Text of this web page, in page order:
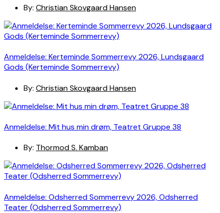
By: Christian Skovgaard Hansen
Anmeldelse: Kerteminde Sommerrevy 2026, Lundsgaard
Gods (Kerteminde Sommerrevy)
By: Christian Skovgaard Hansen
Anmeldelse: Mit hus min drøm, Teatret Gruppe 38
By: Thormod S. Kamban
Anmeldelse: Odsherred Sommerrevy 2026, Odsherred
Teater (Odsherred Sommerrevy)